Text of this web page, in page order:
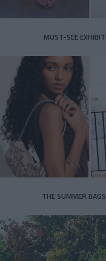
MUST-SEE
THE SUMMER